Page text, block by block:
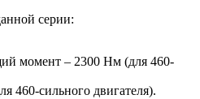
серии:
момент – 2300 Нм (для 460-
460-сильного двигателя).